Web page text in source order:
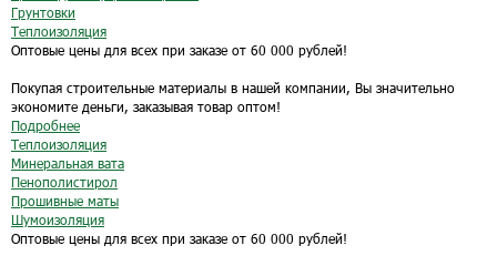
Грунтовки
Теплоизоляция
Оптовые цены для всех при заказе от 60 000 рублей!
Покупая строительные материалы в нашей компании, Вы значительно
экономите деньги, заказывая товар оптом!
Подробнее
Теплоизоляция
Минеральная вата
Пенополистирол
Прошивные маты
Шумоизоляция
Оптовые цены для всех при заказе от 60 000 рублей!